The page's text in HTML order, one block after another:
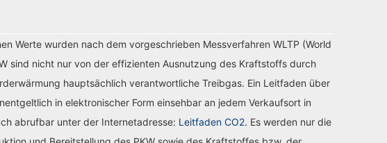
Werte wurden nach dem vorgeschrieben Messverfahren WLTP (World
sind nicht nur von der effizienten Ausnutzung des Kraftstoffs durch
hauptsächlich verantwortliche Treibgas. Ein Leitfaden über
in elektronischer Form einsehbar an jedem Verkaufsort in
abrufbar unter der Internetadresse: Leitfaden CO2. Es werden nur die